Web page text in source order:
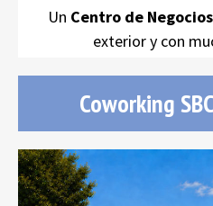
Un Centro de Negocios
exterior y con
Coworking